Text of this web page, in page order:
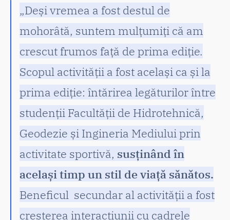
„Deși vremea a fost destul de
mohorâtă, suntem mulțumiți că am
crescut frumos față de prima ediție.
Scopul activității a fost același ca și la
prima ediție: întărirea legăturilor între
studenții Facultății de Hidrotehnică,
Geodezie și Ingineria Mediului prin
activitate sportivă, susținând în
același timp un stil de viață sănătos.
Beneficul secundar al activității a fost
creșterea interacțiunii cu cadrele